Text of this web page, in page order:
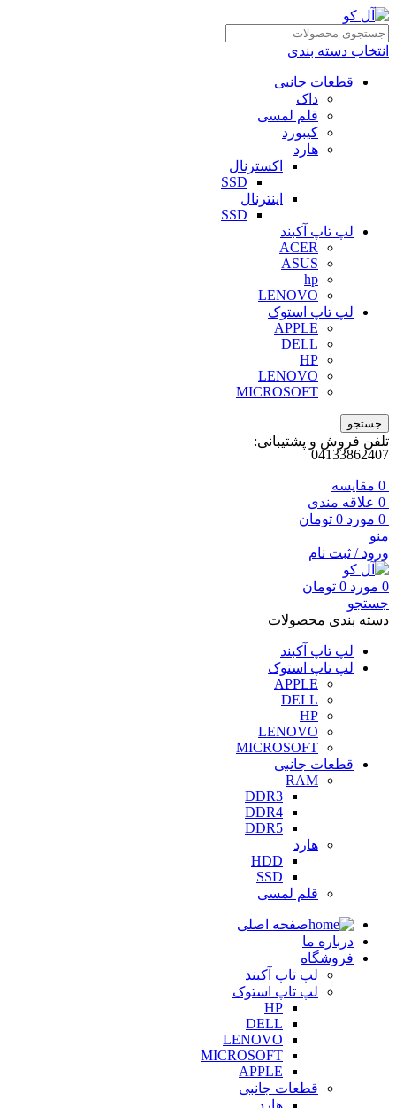
انتخاب دسته بندی
قطعات جانبی
داک
قلم لمسی
کیبورد
هارد
اکسترنال
SSD
اینترنال
SSD
لپ تاپ آکبند
ACER
ASUS
hp
LENOVO
لپ تاپ استوک
APPLE
DELL
HP
LENOVO
MICROSOFT
جستجو
تلفن فروش و پشتیبانی:
04133862407
0 مقايسه
0 علاقه مندی
0 مورد 0 تومان
منو
ورود / ثبت نام
0 مورد 0 تومان
جستجو
دسته بندی محصولات
لپ تاپ آکبند
لپ تاپ استوک
APPLE
DELL
HP
LENOVO
MICROSOFT
قطعات جانبی
RAM
DDR3
DDR4
DDR5
هارد
HDD
SSD
قلم لمسی
صفحه اصلی
درباره ما
فروشگاه
لپ تاپ آکبند
لپ تاپ استوک
HP
DELL
LENOVO
MICROSOFT
APPLE
قطعات جانبی
هارد